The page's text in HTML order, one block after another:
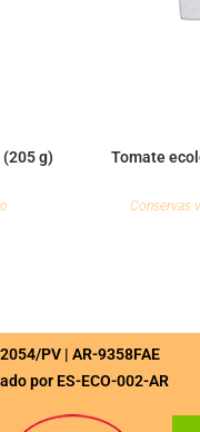
g) Tomate
Conservas
PV | AR-9358FAE
por ES-ECO-002-AR